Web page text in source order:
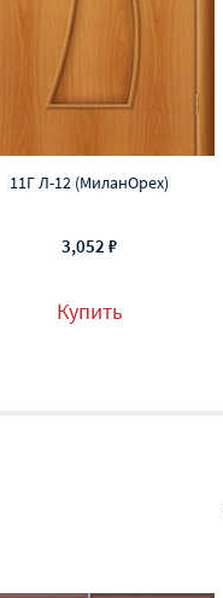
11Г Л-12 (МиланОрех)
3,052 ₽
Купить